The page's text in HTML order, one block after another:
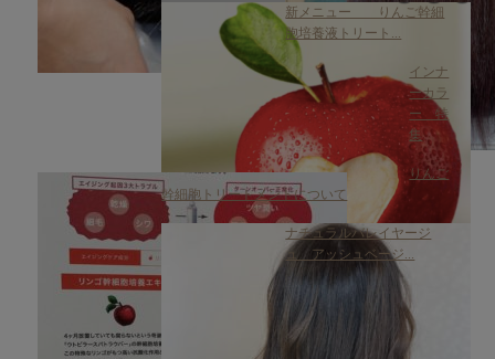
新メニュー りんご幹細
胞培養液トリート...
インナ
ーカラ
ー 特
集
りんご
幹細胞トリートメントについて
ナチュラルバレイヤージ
ュ アッシュベージ...